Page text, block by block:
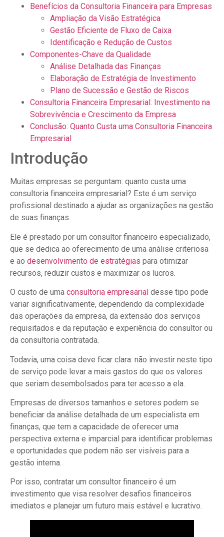
Benefícios da Consultoria Financeira para Empresas
Ampliação da Visão Estratégica
Gestão Eficiente de Fluxo de Caixa
Identificação e Redução de Custos
Componentes-Chave da Qualidade
Análise Detalhada das Finanças
Elaboração de Estratégia de Investimento
Plano de Sucessão e Gestão de Riscos
Consultoria Financeira Empresarial: Investimento na
Sobrevivência e Crescimento da Empresa
Conclusão: Quanto Custa uma Consultoria Financeira
Empresarial
Introdução
Muitas empresas se perguntam: quanto custa uma
consultoria financeira empresarial? Este é um serviço
profissional destinado a ajudar as organizações na gestão
de suas finanças.
Ele é prestado por um consultor financeiro especializado,
que se dedica ao oferecimento de uma análise criteriosa
e ao desenvolvimento de estratégias para otimizar
recursos, reduzir custos e maximizar os lucros.
O custo de uma consultoria empresarial desse tipo pode
variar significativamente, dependendo da complexidade
das operações da empresa, da extensão dos serviços
requisitados e da reputação e experiência do consultor ou
da consultoria contratada.
Todavia, uma coisa deve ficar clara: não investir neste tipo
de serviço pode levar a mais gastos do que os valores
que seriam desembolsados para ter acesso a ela.
Empresas de diversos tamanhos e setores podem se
beneficiar da análise detalhada de um especialista em
finanças, que tem a capacidade de oferecer uma
perspectiva externa e imparcial para identificar problemas
e oportunidades que podem não ser visíveis para a
gestão interna.
Por isso, contratar um consultor financeiro é um
investimento que visa resolver desafios financeiros
imediatos e planejar um futuro mais estável e lucrativo.